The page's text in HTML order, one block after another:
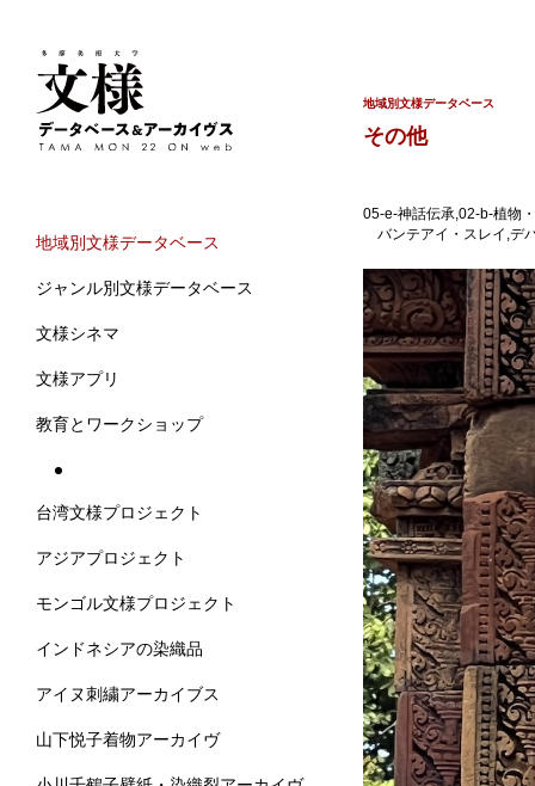
地域別文様データベース
ジャンル別文様データベース
文様シネマ
文様アプリ
教育とワークショップ
台湾文様プロジェクト
アジアプロジェクト
モンゴル文様プロジェクト
インドネシアの染織品
アイヌ刺繍アーカイブス
山下悦子着物アーカイヴ
地域別文様データベース
その他
05-e-神話伝承,02-b-植物
バンテアイ・スレイ,デ